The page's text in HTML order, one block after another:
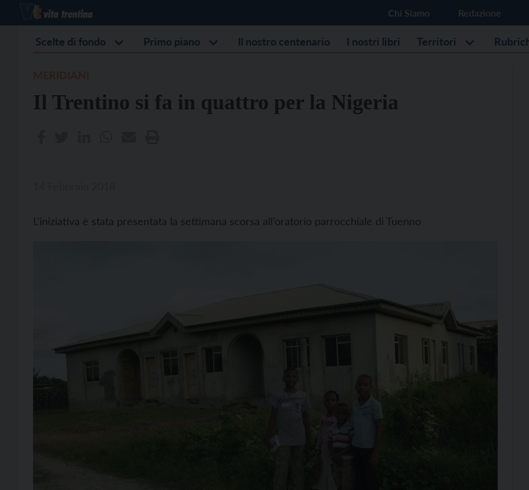
Chi Siamo Redazione
Scelte di fondo Primo piano Il nostro centenario I nostri libri Territori
Il Trentino si fa in quattro per la Nigeria
L’iniziativa è stata presentata la settimana scorsa all’oratorio parrocchiale di Tuenno